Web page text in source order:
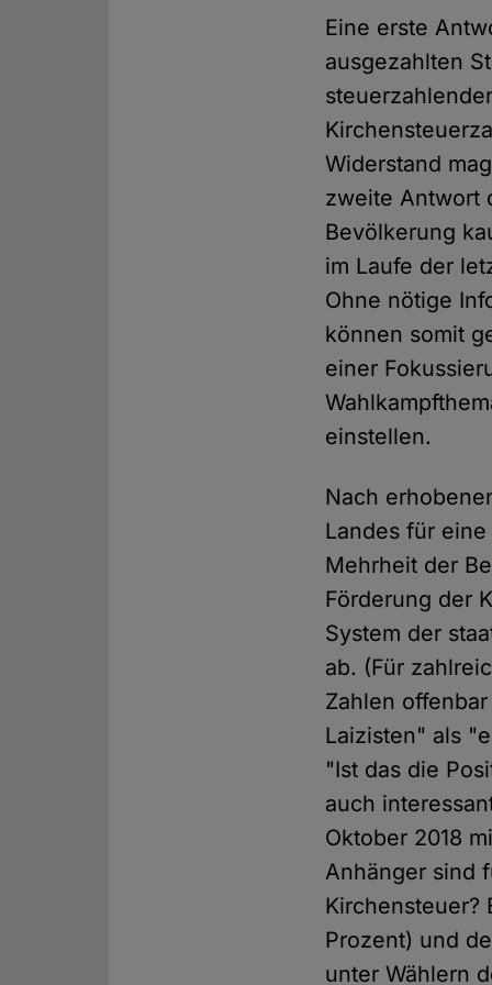
Eine erste
ausgezahlten
Widerstand
zweite Antwort
Bevölkerung
im Laufe der
Ohne nötige
können somit
einer
einstellen.
Nach
Landes für
Mehrheit der
Förderung der
System der
ab. (Für
Zahlen
Laizisten" als
"Ist das die
auch
Oktober 2018
Anhänger sind
Kirchensteuer?
Prozent) und
unter Wählern